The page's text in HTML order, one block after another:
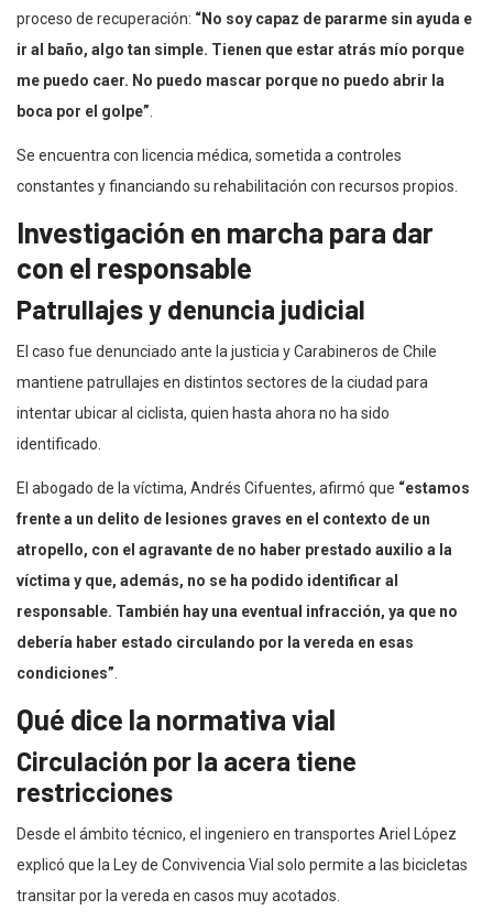
proceso de recuperación: “No soy capaz de pararme sin ayuda e
ir al baño, algo tan simple. Tienen que estar atrás mío porque
me puedo caer. No puedo mascar porque no puedo abrir la
boca por el golpe”
Se encuentra con licencia médica, sometida a controles
constantes y financiando su rehabilitación con recursos propios.
Investigación en marcha para dar
con el responsable
Patrullajes y denuncia judicial
El caso fue denunciado ante la justicia y Carabineros de Chile
mantiene patrullajes en distintos sectores de la ciudad para
intentar ubicar al ciclista, quien hasta ahora no ha sido
identificado.
El abogado de la víctima, Andrés Cifuentes, afirmó que “estamos
frente a un delito de lesiones graves en el contexto de un
atropello, con el agravante de no haber prestado auxilio a la
víctima y que, además, no se ha podido identificar al
responsable. También hay una eventual infracción, ya que no
debería haber estado circulando por la vereda en esas
condiciones”
Qué dice la normativa vial
Circulación por la acera tiene
restricciones
Desde el ámbito técnico, el ingeniero en transportes Ariel López
explicó que la Ley de Convivencia Vial solo permite a las bicicletas
transitar por la vereda en casos muy acotados.